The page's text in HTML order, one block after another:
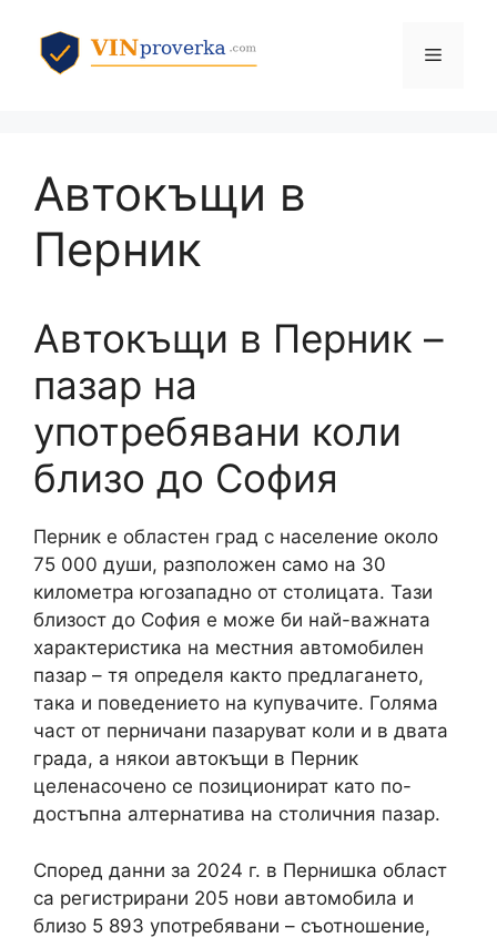
съдържанието
Меню
Автокъщи в
Перник
Автокъщи в Перник –
пазар на
употребявани коли
близо до София
Перник е областен град с население около
75 000 души, разположен само на 30
километра югозападно от столицата. Тази
близост до София е може би най-важната
характеристика на местния автомобилен
пазар – тя определя както предлагането,
така и поведението на купувачите. Голяма
част от перничани пазаруват коли и в двата
града, а някои автокъщи в Перник
целенасочено се позиционират като по-
достъпна алтернатива на столичния пазар.
Според данни за 2024 г. в Пернишка област
са регистрирани 205 нови автомобила и
близо 5 893 употребявани – съотношение,